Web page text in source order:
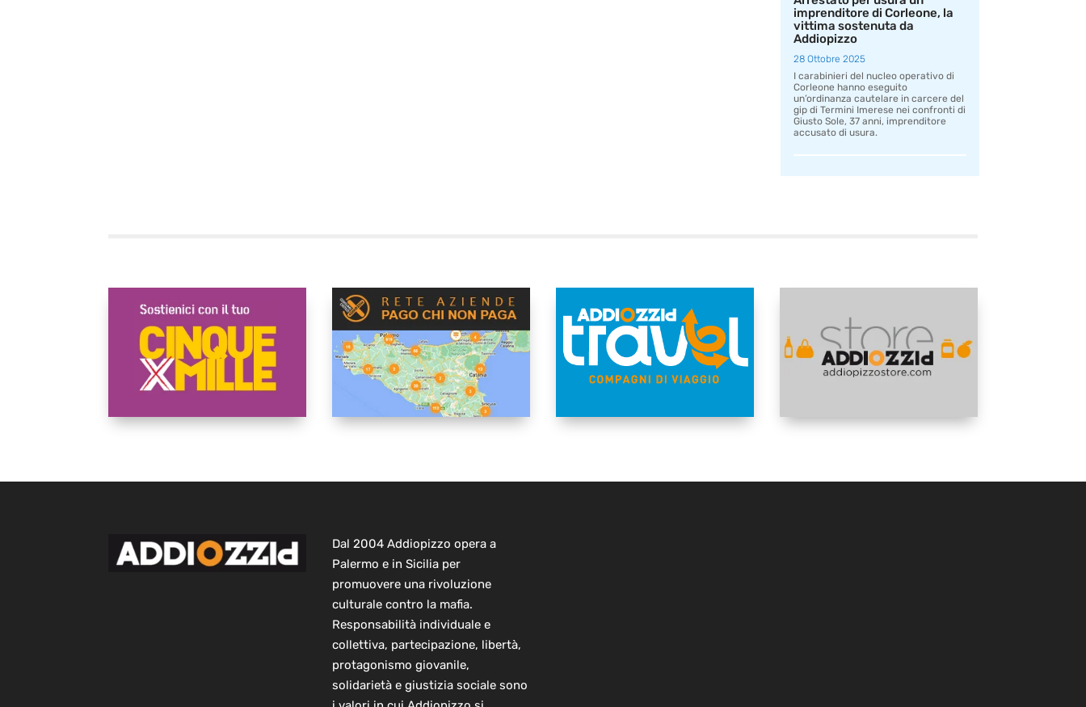
imprenditore di Corleone, la
vittima sostenuta da
Addiopizzo
28 Ottobre 2025
I carabinieri del nucleo operativo di
Corleone hanno eseguito
un’ordinanza cautelare in carcere del
gip di Termini Imerese nei confronti di
Giusto Sole, 37 anni, imprenditore
accusato di usura.
Dal 2004 Addiopizzo opera a
Palermo e in Sicilia per
promuovere una rivoluzione
culturale contro la mafia.
Responsabilità individuale e
collettiva, partecipazione, libertà,
protagonismo giovanile,
solidarietà e giustizia sociale sono